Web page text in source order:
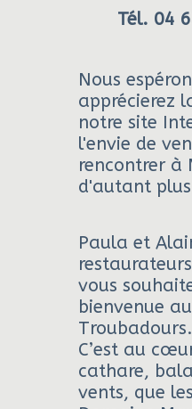
Tél. 04
Nous
apprécierez
notre site
l'envie de
rencontrer à
d'autant
Paula et
vous
bienvenue
Troubadours.
C’est au
cathare,
vents, que